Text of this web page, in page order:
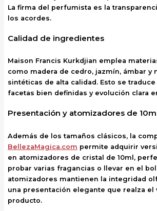
La firma del perfumista es la
los acordes.
Calidad de ingredientes
Maison Francis Kurkdjian emplea
como madera de cedro, jazmín, ámbar y
sintéticas de alta calidad. Esto se
facetas bien definidas y evolución clara
Presentación y atomizadores de
Además de los tamaños clásicos, la
BellezaMagica.com permite adquirir
en atomizadores de cristal de 10ml,
probar varias fragancias o llevar en el
atomizadores mantienen la integridad
una presentación elegante que realza el
producto.